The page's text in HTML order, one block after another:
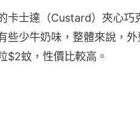
卡士達（Custard）夾心巧
些少牛奶味，整體來說，
$2蚊，性價比較高。